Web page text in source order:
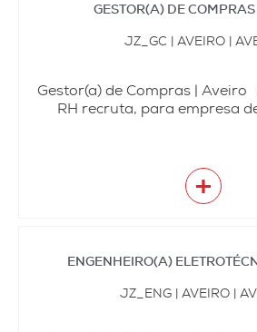
GESTOR(A) DE
JZ_GC | AVEIRO |
Gestor(a) de Compras |
RH recruta, para empresa
+
ENGENHEIRO(A)
JZ_ENG | AVEIRO |